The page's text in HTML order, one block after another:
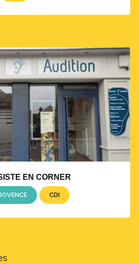
EN CORNER
CDI